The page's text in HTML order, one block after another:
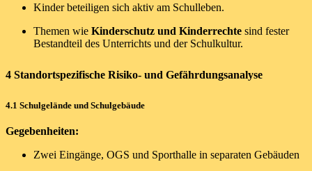
Kinder beteiligen sich aktiv am Schulleben.
Themen wie Kinderschutz und Kinderrechte sind fester
Bestandteil des Unterrichts und der Schulkultur.
4 Standortspezifische Risiko- und Gefährdungsanalyse
4.1 Schulgelände und Schulgebäude
Gegebenheiten:
Zwei Eingänge, OGS und Sporthalle in separaten Gebäuden